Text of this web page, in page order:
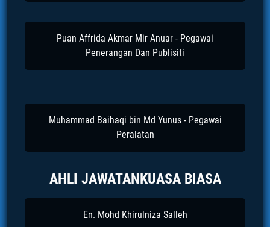
Puan Affrida Akmar Mir Anuar - Pegawai
Penerangan Dan Publisiti
Muhammad Baihaqi bin Md Yunus - Pegawai
Peralatan
AHLI JAWATANKUASA BIASA
En. Mohd Khirulniza Salleh